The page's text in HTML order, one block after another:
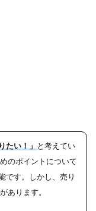
たい！」
と考えてい
のポイントについて
です。しかし、売り
あります。